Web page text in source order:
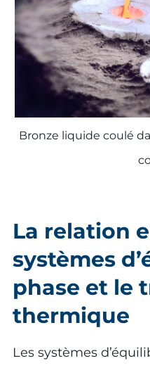
Bronze liquide coulé
La relation
systèmes
phase et le
thermique
Les systèmes